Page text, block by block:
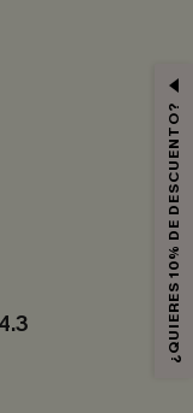
4.3 ¿QUIERES 10% DE DESCUENTO?